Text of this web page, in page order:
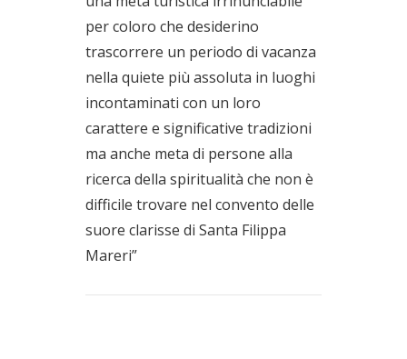
per coloro che desiderino
trascorrere un periodo di vacanza
nella quiete più assoluta in luoghi
incontaminati con un loro
carattere e significative tradizioni
ma anche meta di persone alla
ricerca della spiritualità che non è
difficile trovare nel convento delle
suore clarisse di Santa Filippa
Mareri”